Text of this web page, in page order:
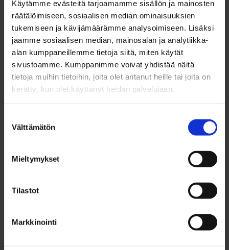
Käytämme evästeitä tarjoamamme sisällön ja mainosten
räätälöimiseen, sosiaalisen median ominaisuuksien
tukemiseen ja kävijämäärämme analysoimiseen. Lisäksi
jaamme sosiaalisen median, mainosalan ja analytiikka-
alan kumppaneillemme tietoja siitä, miten käytät
sivustoamme. Kumppanimme voivat yhdistää näitä
tietoja muihin tietoihin, joita olet antanut heille tai joita on
kerätty, kun olet käyttänyt heidän palvelujaan.
valinta
Välttämätön
Mieltymykset
Tilastot
Markkinointi
investointeja
Kasvava matkailu heijastuu suoraan myös muuhun
paikalliseen elinkeinoelämään. Majoitusmyynnin
kasvu tuo lisää tuloja ja samalla hyötyvät
ravintolat, ohjelmapalvelut, vähittäiskauppa,
Matkailu luo mahdollisuuksia myös tuleviin
kehittämiseen. Syötteellä on käynnissä kaksi isoa
Hiihtokeskus Iso-Syötteen tuolihissi, jotka myös